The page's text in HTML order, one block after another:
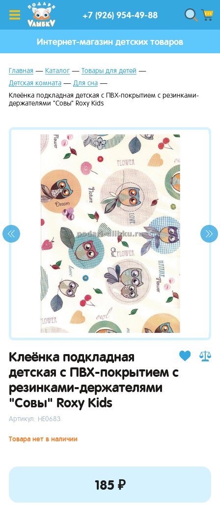
+7 (926) 954-49-88
Интернет-магазин детских товаров
Главная Каталог
Товары для детей
Детская комната
Для сна
Клеёнка подкладная детская с ПВХ-покрытием с резинками-
держателями "Совы" Roxy Kids
Клеёнка подкладная
детская с ПВХ-покрытием с
резинками-держателями
"Совы" Roxy Kids
Артикул: НЕ0683
Товара нет в наличии
185 ₽